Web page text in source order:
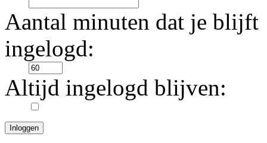
Aantal minuten dat je blijft
ingelogd:
Altijd ingelogd blijven: